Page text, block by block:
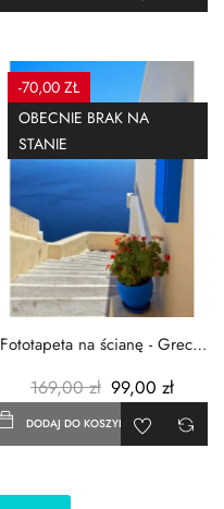
-70,00 ZŁ
OBECNIE BRAK NA
STANIE
Fototapeta na ścianę - Grecja
169,00 zł 99,00 zł
DODAJ DO KOSZYKA